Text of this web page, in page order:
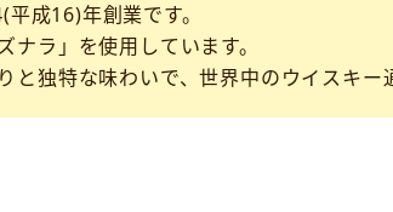
成16)年創業です。
ラ」を使用しています。
独特な味わいで、世界中のウイスキー